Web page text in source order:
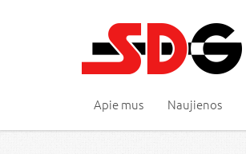
Apie mus Naujienos